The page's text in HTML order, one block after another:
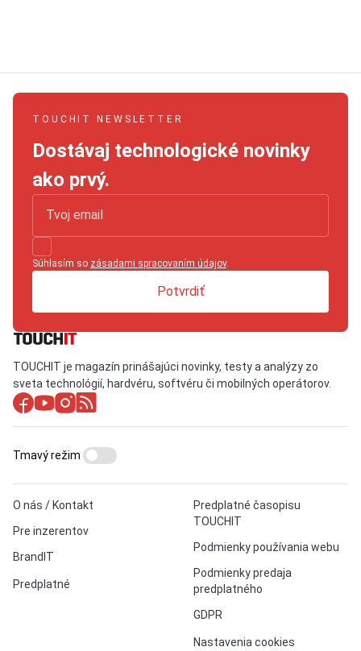
TOUCHIT NEWSLETTER
Dostávaj technologické novinky
ako prvý.
Súhlasím so zásadami spracovaním údajov.
Potvrdiť
TOUCHIT je magazín prinášajúci novinky, testy a analýzy zo
sveta technológií, hardvéru, softvéru či mobilných operátorov.
O nás / Kontakt
Pre inzerentov
BrandIT
Predplatné
Predplatné časopisu
TOUCHIT
Podmienky používania webu
Podmienky predaja
predplatného
GDPR
Nastavenia cookies
Tmavý režim